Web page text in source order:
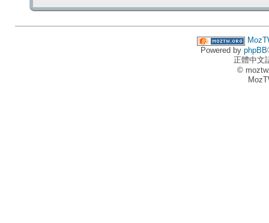
Powered by phpBB
正體中文
©